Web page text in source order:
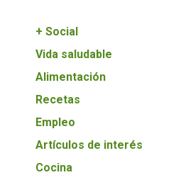
+ Social
Vida saludable
Alimentación
Recetas
Empleo
Artículos de interés
Cocina